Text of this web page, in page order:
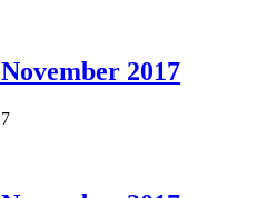
2017